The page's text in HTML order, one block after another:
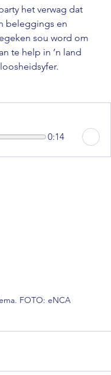
het verwag dat
beleggings en
sou word om
te help in ’n land
0:14
FOTO: eNCA